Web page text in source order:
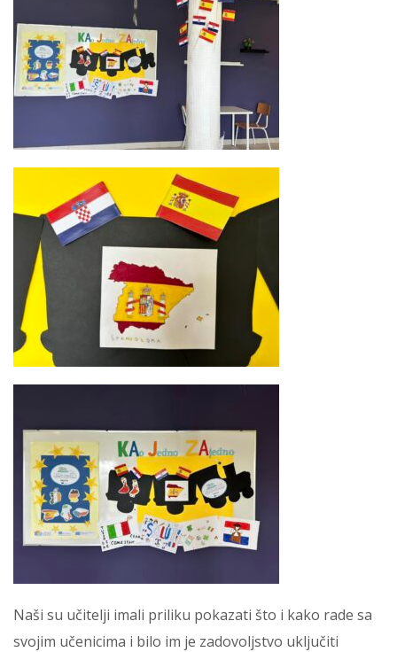
Naši su učitelji imali priliku pokazati što i kako rade sa
svojim učenicima i bilo im je zadovoljstvo uključiti